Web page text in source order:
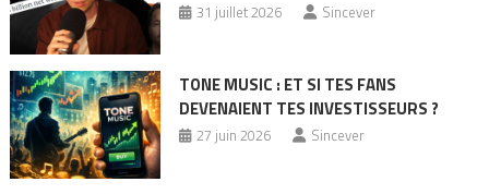
31 juillet 2026 Sincever
TONE MUSIC : ET SI TES FANS
DEVENAIENT TES INVESTISSEURS ?
27 juin 2026 Sincever